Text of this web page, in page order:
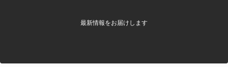
最新情報をお届けします